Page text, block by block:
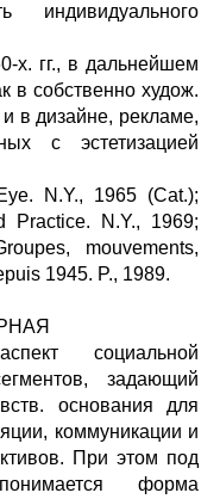
индивидуального
х. гг., в дальнейшем
в собственно худож.
в дизайне, рекламе,
с эстетизацией
N.Y., 1965 (Cat.);
Practice. N.Y., 1969;
mouvements,
1945. P., 1989.
социальной
задающий
основания для
коммуникации и
При этом под
форма